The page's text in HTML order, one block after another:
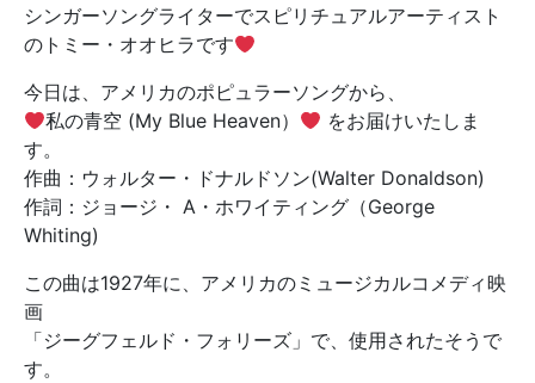
シンガーソングライターでスピリチュアルアーティスト
のトミー・オオヒラです
今日は、アメリカのポピュラーソングから、
私の青空 (My Blue Heaven）
をお届けいたしま
す。
作曲：ウォルター・ドナルドソン(Walter Donaldson)
作詞：ジョージ・ A・ホワイティング（George
Whiting)
この曲は1927年に、アメリカのミュージカルコメディ映
画
「ジーグフェルド・フォリーズ」で、使用されたそうで
す。